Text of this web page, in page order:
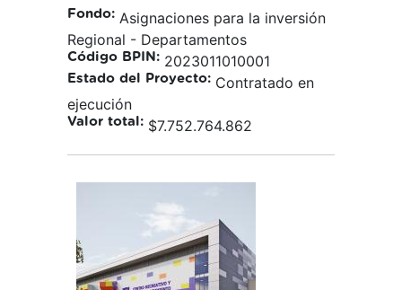
Fondo: Asignaciones para la inversión
Regional - Departamentos
Código BPIN: 2023011010001
Estado del Proyecto: Contratado en
ejecución
Valor total: $7.752.764.862